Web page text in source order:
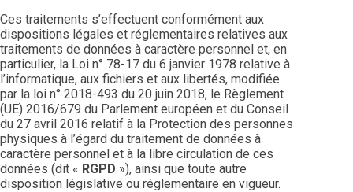
Ces traitements s’effectuent conformément aux
dispositions légales et réglementaires relatives aux
traitements de données à caractère personnel et, en
particulier, la Loi n° 78-17 du 6 janvier 1978 relative à
l’informatique, aux fichiers et aux libertés, modifiée
par la loi n° 2018-493 du 20 juin 2018, le Règlement
(UE) 2016/679 du Parlement européen et du Conseil
du 27 avril 2016 relatif à la Protection des personnes
physiques à l’égard du traitement de données à
caractère personnel et à la libre circulation de ces
données (dit « RGPD »), ainsi que toute autre
disposition législative ou réglementaire en vigueur.